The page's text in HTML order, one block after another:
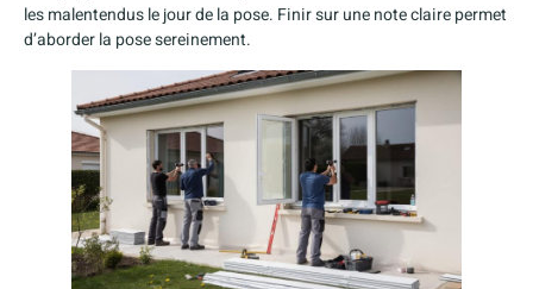
les malentendus le jour de la pose. Finir sur une note claire permet
d’aborder la pose sereinement.